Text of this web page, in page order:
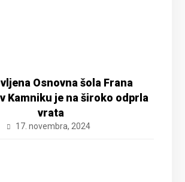
Osnovna šola Frana
Kamniku je na široko odprla
vrata
17. novembra, 2024